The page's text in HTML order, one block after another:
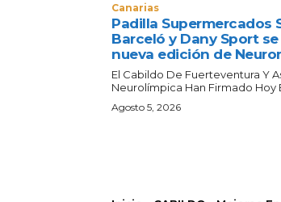
Canarias
Padilla Supermercados
Barceló y Dany Sport
nueva edición de
El Cabildo De Fuerteventura Y
Neurolímpica Han Firmado Hoy
Agosto 5, 2026